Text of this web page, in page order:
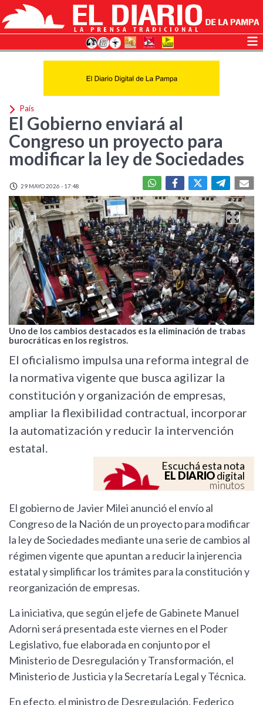
País
El Gobierno enviará al
Congreso un proyecto para
modificar la ley de Sociedades
29 MAYO 2026 - 17:48
Uno de los cambios destacados es la eliminación de trabas
burocráticas en los registros.
El oficialismo impulsa una reforma integral de
la normativa vigente que busca agilizar la
constitución y organización de empresas,
ampliar la flexibilidad contractual, incorporar
la automatización y reducir la intervención
estatal.
Escuchá esta nota
EL DIARIOdigital
minutos
El gobierno de Javier Milei anunció el envío al
Congreso de la Nación de un proyecto para modificar
la ley de Sociedades mediante una serie de cambios al
régimen vigente que apuntan a reducir la injerencia
estatal y simplificar los trámites para la constitución y
reorganización de empresas.
La iniciativa, que según el jefe de Gabinete Manuel
Adorni será presentada este viernes en el Poder
Legislativo, fue elaborada en conjunto por el
Ministerio de Desregulación y Transformación, el
Ministerio de Justicia y la Secretaría Legal y Técnica.
En efecto, el ministro de Desregulación, Federico